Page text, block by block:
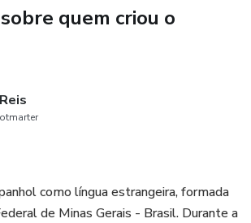
quem criou o
como língua estrangeira, formada
de Minas Gerais - Brasil. Durante a